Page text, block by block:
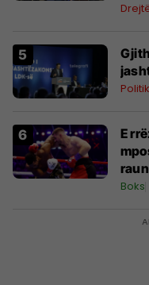
E
Boks